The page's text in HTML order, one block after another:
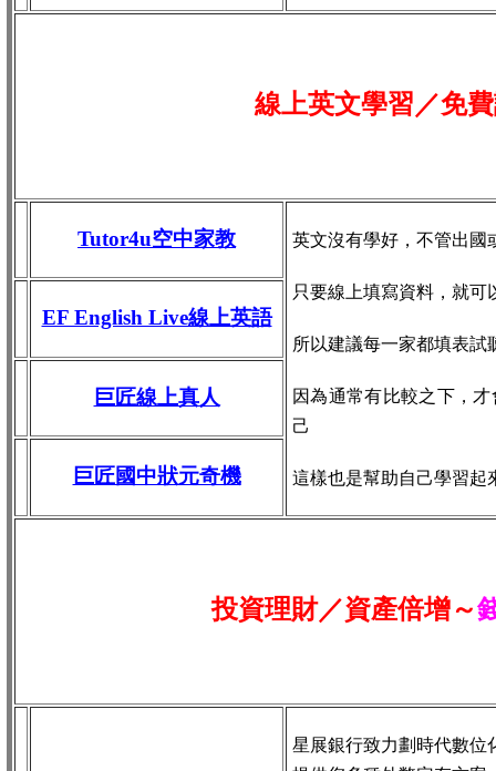
線上英文學習／免
Tutor4u空中家教 英文沒有學好，不管出國
只要線上填寫資料，就可
所以建議每一家都填表試
因為通常有比較之下，
己
這樣也是幫助自己學習起
EF English Live線上英語
巨匠線上真人
巨匠國中狀元奇機
投資理財／資產倍增～
星展銀行致力劃時代數位